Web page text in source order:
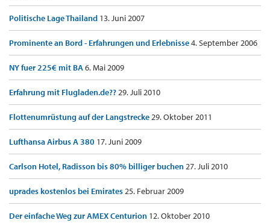
Politische Lage Thailand 13. Juni 2007
Prominente an Bord - Erfahrungen und Erlebnisse4. September 2006
NY fuer 225€ mit BA6. Mai 2009
Erfahrung mit Flugladen.de??29. Juli 2010
Flottenumrüstung auf der Langstrecke29. Oktober 2011
Lufthansa Airbus A 380 17. Juni 2009
Carlson Hotel, Radisson bis 80% billiger buchen27. Juli 2010
uprades kostenlos bei Emirates25. Februar 2009
Der einfache Weg zur AMEX Centurion 12. Oktober 2010